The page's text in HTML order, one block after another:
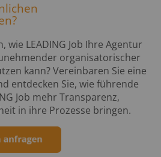
wie LEADING Job Ihre Agentur
organisatorischer
kann? Vereinbaren Sie eine
entdecken Sie, wie führende
Job mehr Transparenz,
in ihre Prozesse bringen.